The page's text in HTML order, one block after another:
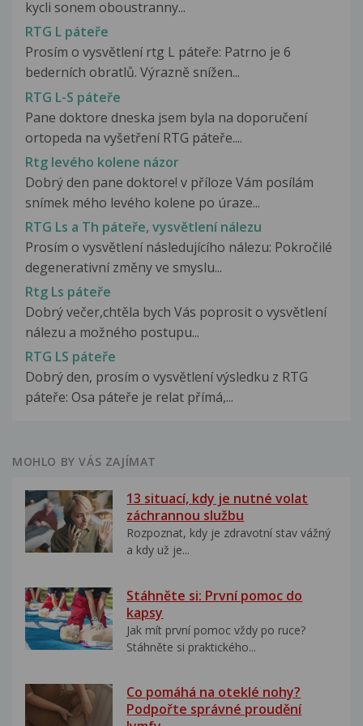
kycli sonem oboustranny...
RTG L páteře
Prosím o vysvětlení rtg L páteře: Patrno je 6
bederních obratlů. Výrazně snížen...
RTG L-S páteře
Pane doktore dneska jsem byla na doporučení
ortopeda na vyšetření RTG páteře....
Rtg levého kolene názor
Dobrý den pane doktore! v příloze Vám posílám
snímek mého levého kolene po úraze...
RTG Ls a Th páteře, vysvětlení nálezu
Prosím o vysvětlení následujícího nálezu: Pokročilé
degenerativní změny ve smyslu...
Rtg Ls páteře
Dobrý večer,chtěla bych Vás poprosit o vysvětlení
nálezu a možného postupu...
RTG LS páteře
Dobrý den, prosím o vysvětlení výsledku z RTG
páteře: Osa páteře je relat přímá,...
MOHLO BY VÁS ZAJÍMAT
13 situací, kdy je nutné volat
záchrannou službu
Rozpoznat, kdy je zdravotní stav vážný
a kdy už je...
Stáhněte si: První pomoc do
kapsy
Jak mít první pomoc vždy po ruce?
Stáhněte si praktického...
Co pomáhá na oteklé nohy?
Podpořte správné proudění